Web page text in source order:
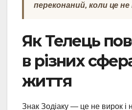
переконаний, коли це не
Як Телець
в різних
життя
Знак Зодіаку — це не вирок і